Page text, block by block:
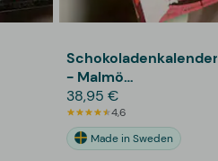
Schokoladenkalender
- Malmö
Chokladfabrik
38,95 €
4,6
Made in Sweden